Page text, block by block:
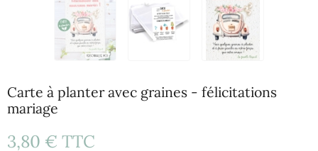
Carte à planter avec graines - félicitations
mariage
3,80 € TTC